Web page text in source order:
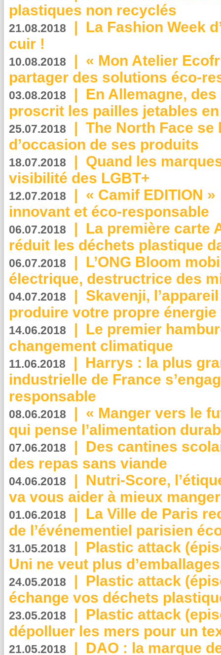
plastiques non recyclés
21.08.2018 | La Fashion Week
cuir !
10.08.2018 | « Mon Atelier
partager des solutions éco-
03.08.2018 | En Allemagne,
proscrit les pailles jetables
25.07.2018 | The North Face se
d’occasion de ses produits
18.07.2018 | Quand les
visibilité des LGBT+
12.07.2018 | « Camif EDITION
innovant et éco-responsable
06.07.2018 | La première carte
réduit les déchets plastique
06.07.2018 | L’ONG Bloom
électrique, destructrice des
04.07.2018 | Skavenji,
produire votre propre
14.06.2018 | Le premier
changement climatique
11.06.2018 | Harrys : la plus
industrielle de France
responsable
08.06.2018 | « Manger vers le
qui pense l’alimentation
07.06.2018 | Des cantines
des repas sans viande
04.06.2018 | Nutri-Score,
va vous aider à mieux
01.06.2018 | La Ville de Paris
de l’événementiel parisien
31.05.2018 | Plastic attack
Uni ne veut plus
24.05.2018 | Plastic attack
échange vos déchets
23.05.2018 | Plastic attack
dépolluer les mers pour un
21.05.2018 | DAO : la marque